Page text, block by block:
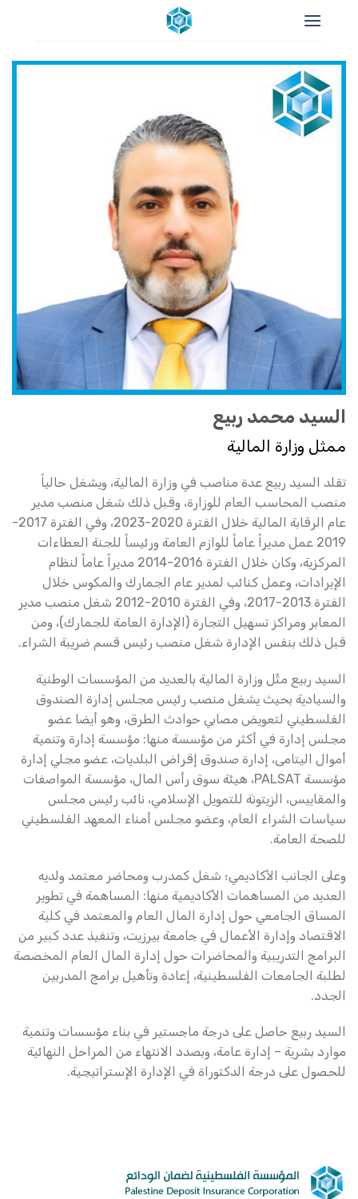
للمحتوى
السيد محمد ربيع
ممثل وزارة المالية
تقلد السيد ربيع عدة مناصب في وزارة المالية، ويشغل حالياً
منصب المحاسب العام للوزارة، وقبل ذلك شغل منصب مدير
عام الرقابة المالية خلال الفترة 2020-2023، وفي الفترة 2017-
2019 عمل مديراً عاماً للوازم العامة ورئيساً للجنة العطاءات
المركزية، وكان خلال الفترة 2016-2014 مديراً عاماً لنظام
الإيرادات، وعمل كنائب لمدير عام الجمارك والمكوس خلال
الفترة 2013-2017، وفي الفترة 2010-2012 شغل منصب مدير
المعابر ومراكز تسهيل التجارة (الإدارة العامة للجمارك)، ومن
قبل ذلك بنفس الإدارة شغل منصب رئيس قسم ضريبة الشراء.
السيد ربيع مثًل وزارة المالية بالعديد من المؤسسات الوطنية
والسيادية بحيث يشغل منصب رئيس مجلس إدارة الصندوق
الفلسطيني لتعويض مصابي حوادث الطرق، وهو أيضا عضو
مجلس إدارة في أكثر من مؤسسة منها: مؤسسة إدارة وتنمية
أموال اليتامى، إدارة صندوق إقراض البلديات، عضو مجلي إدارة
مؤسسة PALSAT، هيئة سوق رأس المال، مؤسسة المواصفات
والمقاييس، الزيتونة للتمويل الإسلامي، نائب رئيس مجلس
سياسات الشراء العام، وعضو مجلس أمناء المعهد الفلسطيني
للصحة العامة.
وعلى الجانب الأكاديمي؛ شغل كمدرب ومحاضر معتمد ولديه
العديد من المساهمات الأكاديمية منها: المساهمة في تطوير
المساق الجامعي حول إدارة المال العام والمعتمد في كلية
الاقتصاد وإدارة الأعمال في جامعة بيرزيت، وتنفيذ عدد كبير من
البرامج التدريبية والمحاضرات حول إدارة المال العام المخصصة
لطلبة الجامعات الفلسطينية، إعادة وتأهيل برامج المدربين
الجدد.
السيد ربيع حاصل على درجة ماجستير في بناء مؤسسات وتنمية
موارد بشرية – إدارة عامة، وبصدد الانتهاء من المراحل النهائية
للحصول على درجة الدكتوراة في الإدارة الإستراتيجية.